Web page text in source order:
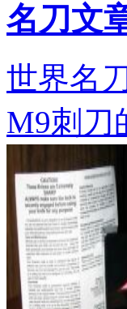
名刀文
世界名
M9刺刀